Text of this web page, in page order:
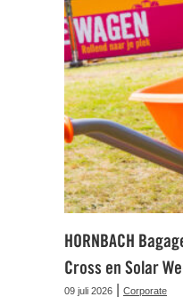
HORNBACH
Cross en Solar
09 juli 2026 Corporate